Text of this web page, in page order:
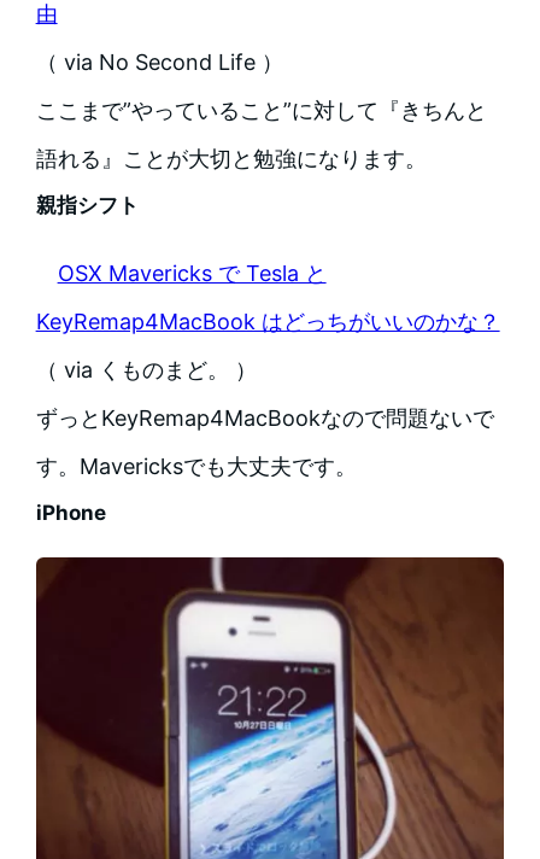
由
（ via No Second Life ）
ここまで”やっていること”に対して『きちんと
語れる』ことが大切と勉強になります。
親指シフト
OSX Mavericks で Tesla と
KeyRemap4MacBook はどっちがいいのかな？
（ via くものまど。 ）
ずっとKeyRemap4MacBookなので問題ないで
す。Mavericksでも大丈夫です。
iPhone